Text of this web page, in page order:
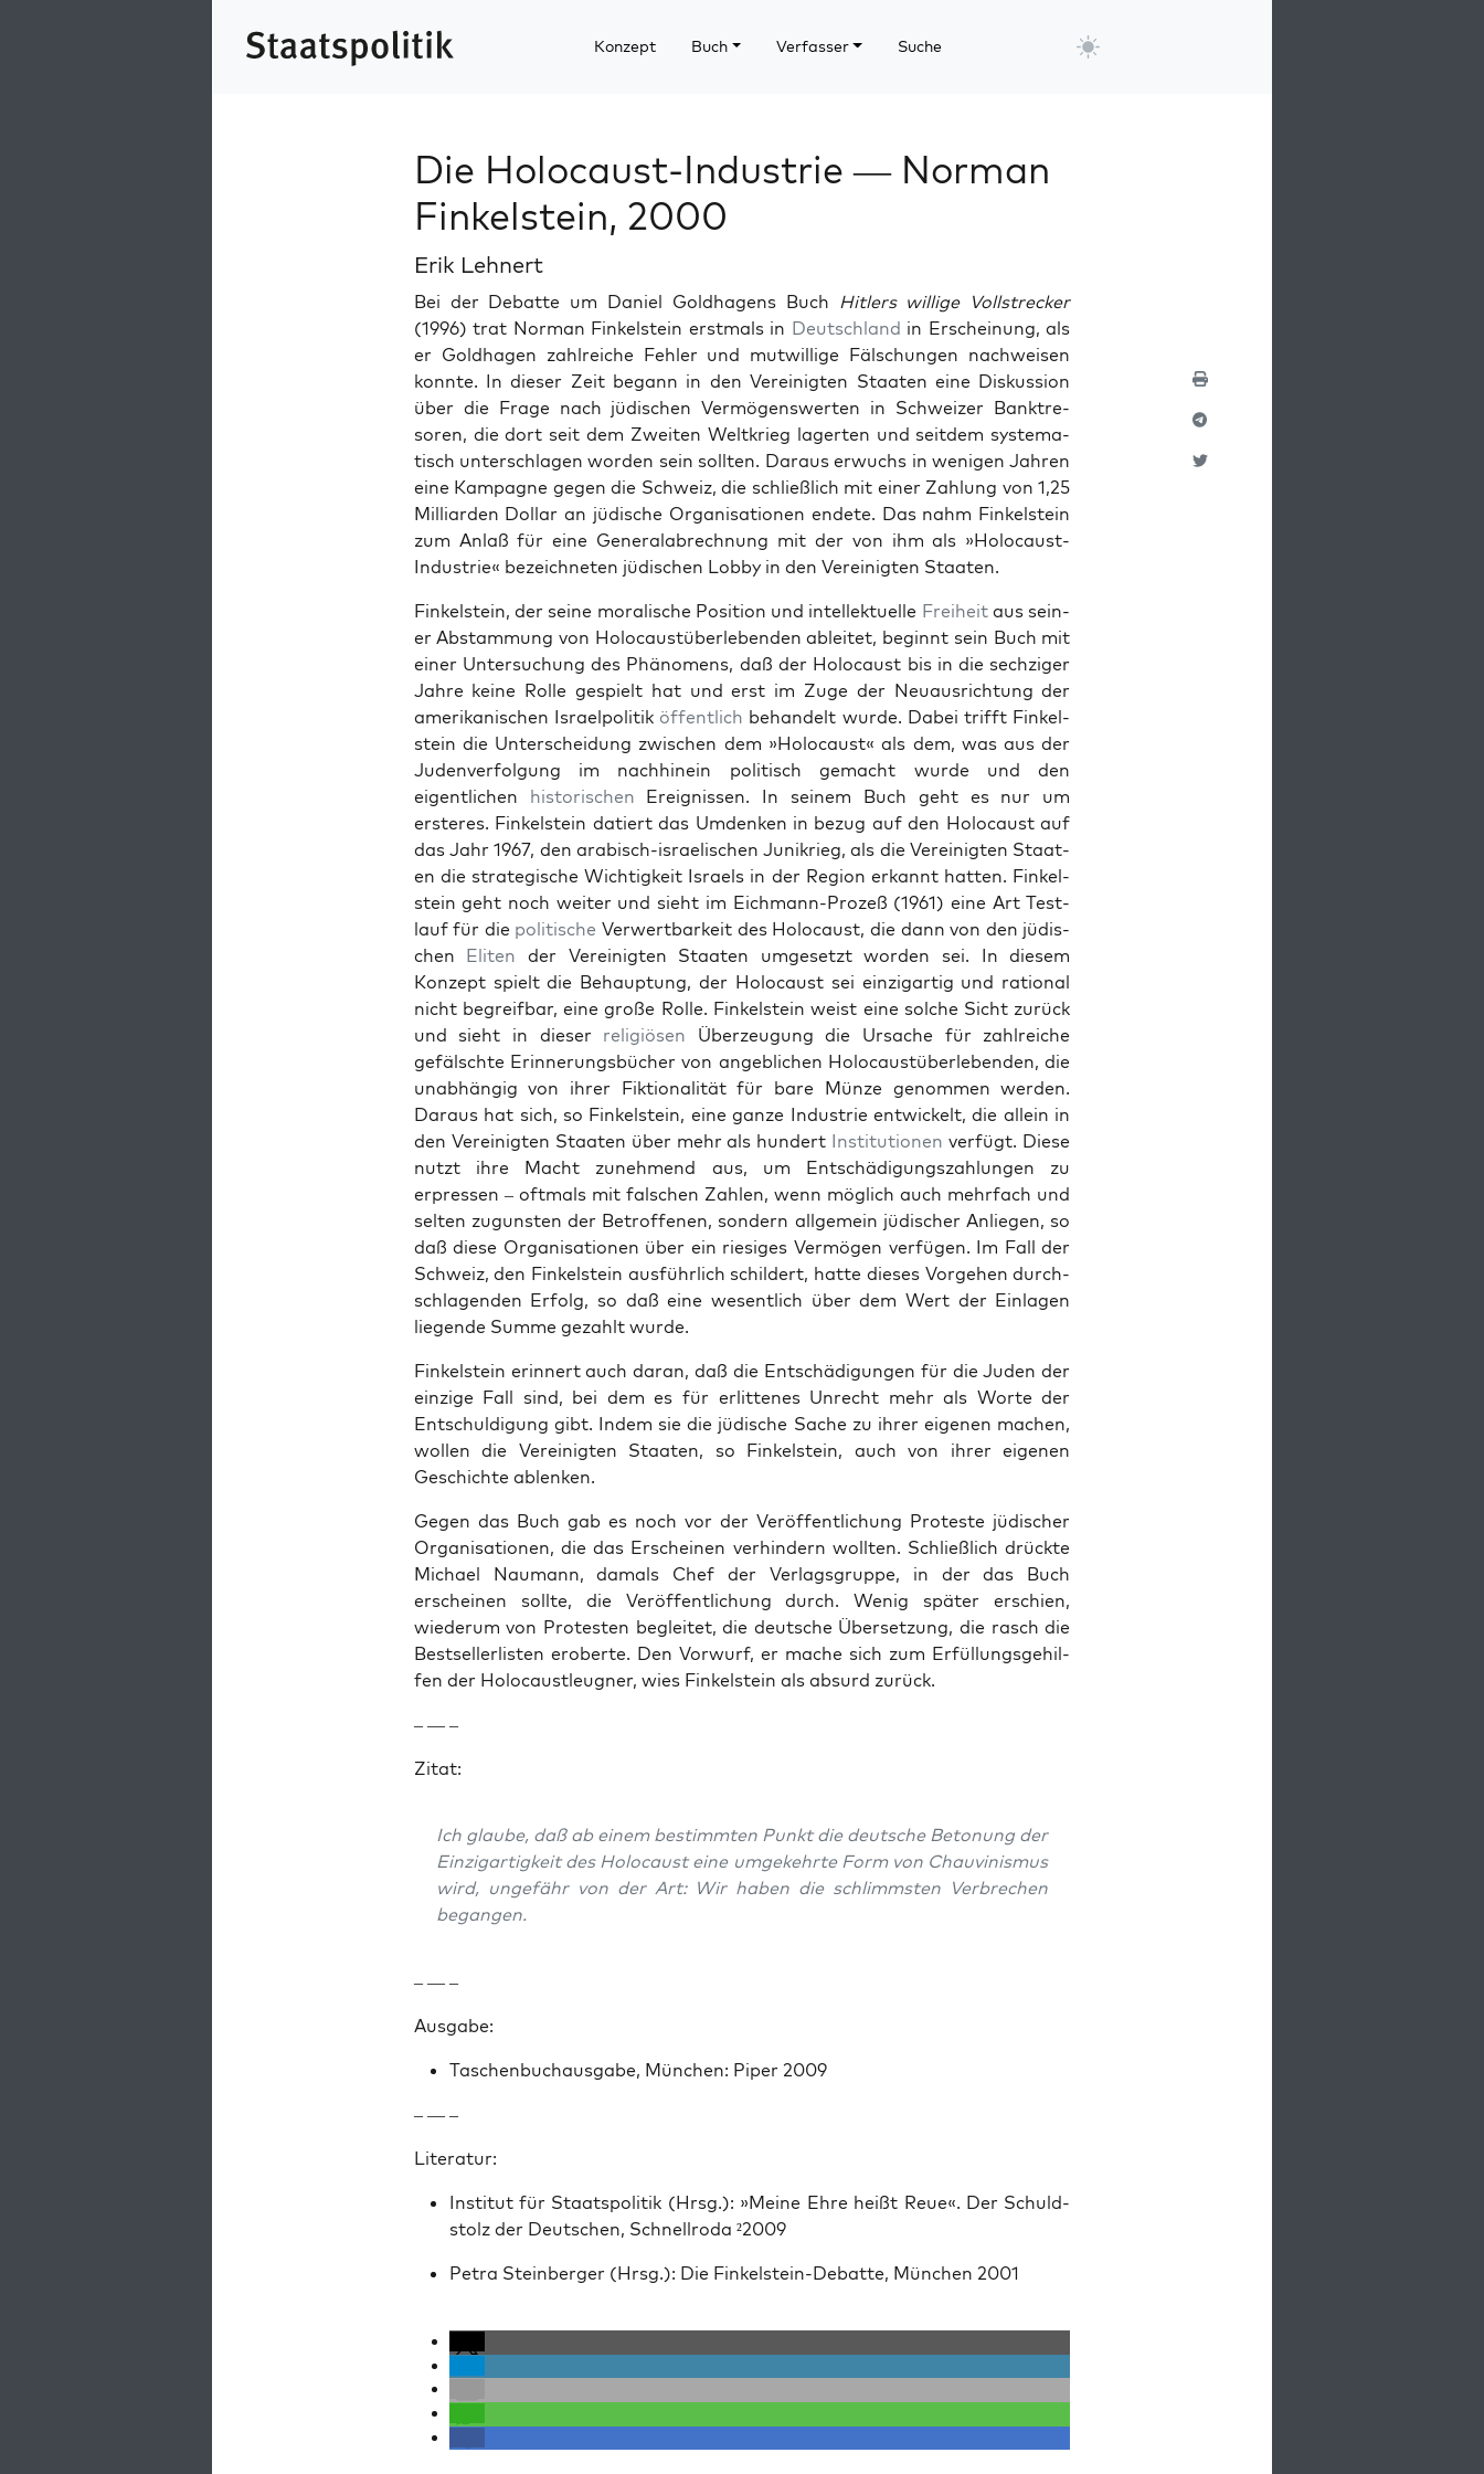
Konzept Buch Verfasser Suche
Die Holocaust-Industrie — Norman
Finkelstein, 2000
Erik Lehnert
Bei der Debat­te um Daniel Gold­ha­gens Buch Hitlers willige Voll­streck­er
(1996) trat Nor­man Finkel­stein erst­mals in Deutsch­land in Erschei­n­ung, als
er Gold­ha­gen zahlre­iche Fehler und mutwillige Fälschun­gen nach­weisen
kon­nte. In dieser Zeit begann in den Vere­inigten Staat­en eine Diskus­sion
über die Frage nach jüdis­chen Ver­mö­genswerten in Schweiz­er Bank­tre­
soren, die dort seit dem Zweit­en Weltkrieg lagerten und seit­dem sys­tem­a­
tisch unter­schla­gen wor­den sein soll­ten. Daraus erwuchs in weni­gen Jahren
eine Kam­pagne gegen die Schweiz, die schließlich mit ein­er Zahlung von 1,25
Mil­liar­den Dol­lar an jüdis­che Organ­i­sa­tio­nen endete. Das nahm Finkel­stein
zum Anlaß für eine Gen­er­al­abrech­nung mit der von ihm als »Holo­caust-
Indus­trie« beze­ich­neten jüdis­chen Lob­by in den Vere­inigten Staat­en.
Finkel­stein, der seine moralis­che Posi­tion und intellek­tuelle Frei­heitaus sein­
er Abstam­mung von Holo­caustüber­leben­den ableit­et, begin­nt sein Buch mit
ein­er Unter­suchung des Phänomens, daß der Holo­caust bis in die sechziger
Jahre keine Rolle gespielt hat und erst im Zuge der Neuaus­rich­tung der
amerikanis­chen Israelpoli­tik öffentlich behan­delt wurde. Dabei trifft Finkel­
stein die Unter­schei­dung zwis­chen dem »Holo­caust« als dem, was aus der
Juden­ver­fol­gung im nach­hinein poli­tisch gemacht wurde und den
eigentlichen his­torischen Ereignis­sen. In seinem Buch geht es nur um
ersteres. Finkel­stein datiert das Umdenken in bezug auf den Holo­caust auf
das Jahr 1967, den ara­bisch-israelis­chen Junikrieg, als die Vere­inigten Staat­
en die strate­gis­che Wichtigkeit Israels in der Region erkan­nt hat­ten. Finkel­
stein geht noch weit­er und sieht im Eich­mann-Prozeß (1961) eine Art Test­
lauf für die poli­tis­che Ver­w­ert­barkeit des Holo­caust, die dann von den jüdis­
chen Eliten der Vere­inigten Staat­en umge­set­zt wor­den sei. In diesem
Konzept spielt die Behaup­tung, der Holo­caust sei einzi­gar­tig und ratio­nal
nicht begreif­bar, eine große Rolle. Finkel­stein weist eine solche Sicht zurück
und sieht in dieser religiösen Überzeu­gung die Ursache für zahlre­iche
gefälschte Erin­nerungs­büch­er von ange­blichen Holo­caustüber­leben­den, die
unab­hängig von ihrer Fik­tion­al­ität für bare Münze genom­men wer­den.
Daraus hat sich, so Finkel­stein, eine ganze Indus­trie entwick­elt, die allein in
den Vere­inigten Staat­en über mehr als hun­dert Insti­tu­tio­nen ver­fügt. Diese
nutzt ihre Macht zunehmend aus, um Entschädi­gungszahlun­gen zu
erpressen – oft­mals mit falschen Zahlen, wenn möglich auch mehrfach und
sel­ten zugun­sten der Betrof­fe­nen, son­dern all­ge­mein jüdis­ch­er Anliegen, so
daß diese Organ­i­sa­tio­nen über ein riesiges Ver­mö­gen ver­fü­gen. Im Fall der
Schweiz, den Finkel­stein aus­führlich schildert, hat­te dieses Vorge­hen durch­
schla­gen­den Erfolg, so daß eine wesentlich über dem Wert der Ein­la­gen
liegende Summe gezahlt wurde.
Finkel­stein erin­nert auch daran, daß die Entschädi­gun­gen für die Juden der
einzige Fall sind, bei dem es für erlittenes Unrecht mehr als Worte der
Entschuldigung gibt. Indem sie die jüdis­che Sache zu ihrer eige­nen machen,
wollen die Vere­inigten Staat­en, so Finkel­stein, auch von ihrer eige­nen
Geschichte ablenken.
Gegen das Buch gab es noch vor der Veröf­fentlichung Proteste jüdis­ch­er
Organ­i­sa­tio­nen, die das Erscheinen ver­hin­dern woll­ten. Schließlich drück­te
Michael Nau­mann, damals Chef der Ver­lags­gruppe, in der das Buch
erscheinen sollte, die Veröf­fentlichung durch. Wenig später erschien,
wiederum von Protesten begleit­et, die deutsche Über­set­zung, die rasch die
Best­sellerlis­ten eroberte. Den Vor­wurf, er mache sich zum Erfül­lungs­ge­hil­
fen der Holo­caustleugn­er, wies Finkel­stein als absurd zurück.
– — –
Zitat:
Ich glaube, daß ab einem bes­timmten Punkt die deutsche Beto­nung der
Einzi­gar­tigkeit des Holo­caust eine umgekehrte Form von Chau­vin­is­mus
wird, unge­fähr von der Art: Wir haben die schlimm­sten Ver­brechen
began­gen.
– — –
Aus­gabe:
Taschen­buchaus­gabe, München: Piper 2009
– — –
Lit­er­atur:
Insti­tut für Staat­spoli­tik (Hrsg.): »Meine Ehre heißt Reue«. Der Schuld­
stolz der Deutschen, Schnell­ro­da ²2009
Petra Stein­berg­er (Hrsg.): Die Finkel­stein-Debat­te, München 2001